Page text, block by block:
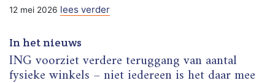
12 mei 2026 lees verder
In het nieuws
ING voorziet verdere teruggang van aantal
fysieke winkels – niet iedereen is het daar mee